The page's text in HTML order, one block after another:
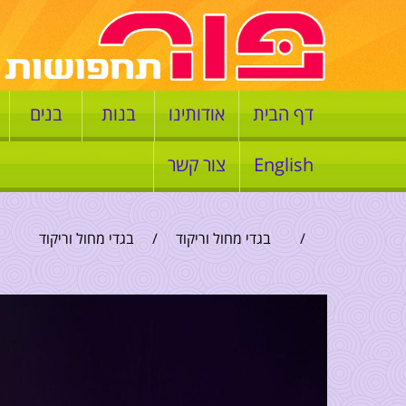
דף הבית אודותינו בנות בנים
English צור קשר
/ בגדי מחול וריקוד / בגדי מחול וריקוד